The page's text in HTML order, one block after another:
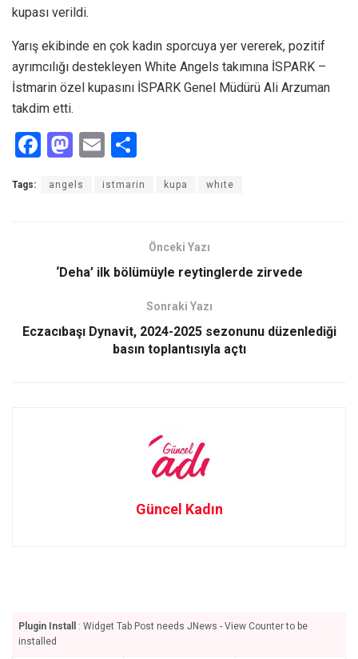
kupası verildi.
Yarış ekibinde en çok kadın sporcuya yer vererek, pozitif
ayrımcılığı destekleyen White Angels takımına İSPARK –
İstmarin özel kupasını İSPARK Genel Müdürü Ali Arzuman
takdim etti.
F
ce
M
st
o
E
ail ar
Tags: angels istmarin kupa whıte
Önceki Yazı
‘Deha’ ilk bölümüyle reytinglerde zirvede
Sonraki Yazı
Eczacıbaşı Dynavit, 2024-2025 sezonunu düzenlediği
basın toplantısıyla açtı
Güncel Kadın
Plugin Install
: Widget Tab Post needs JNews - View Counter to be
installed